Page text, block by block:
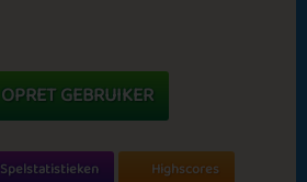
OPRET GEBRUIKER
Spelstatistieken Highscores